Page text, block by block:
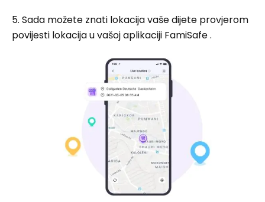
5. Sada možete znati lokacija vaše dijete provjerom
povijesti lokacija u vašoj aplikaciji FamiSafe .